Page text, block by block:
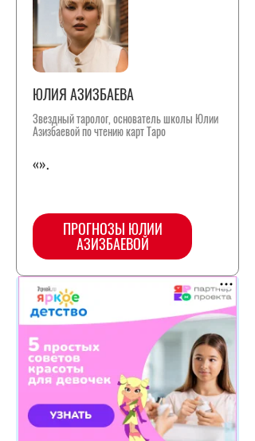
ЮЛИЯ АЗИЗБАЕВА
Звездный таролог, основатель школы Юлии
Азизбаевой по чтению карт Таро
«».
ПРОГНОЗЫ ЮЛИИ
АЗИЗБАЕВОЙ